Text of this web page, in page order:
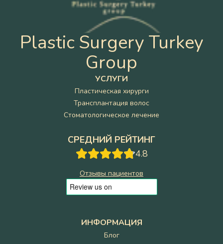
Plastic Surgery Turkey
Group
УСЛУГИ
Пластическая хирурги
Трансплантация волос
Стоматологическое лечение
СРЕДНИЙ РЕЙТИНГ
4.8
Отзывы пациентов
ИНФОРМАЦИЯ
Блог